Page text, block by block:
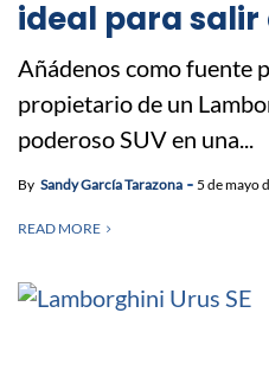
ideal para salir
Añádenos como fuente
propietario de un
poderoso SUV en una...
By Sandy García Tarazona 5 de mayo
READ MORE